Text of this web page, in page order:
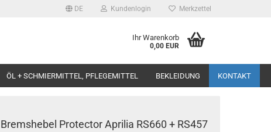
DE Kundenlogin Merkzettel
Ihr Warenkorb
0,00 EUR
ÖL + SCHMIERMITTEL, PFLEGEMITTEL BEKLEIDUNG KONTAKT
Bremshebel Protector Aprilia RS660 + RS457